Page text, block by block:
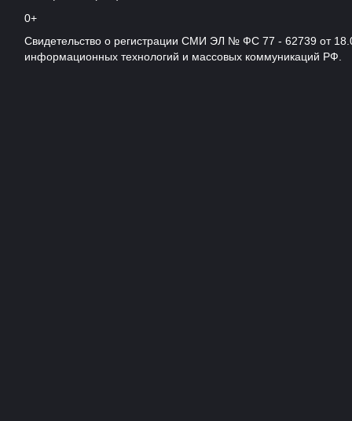
0+
Свидетельство о регистрации СМИ ЭЛ № ФС 77 - 62739 от
информационных технологий и массовых коммуникаций РФ.